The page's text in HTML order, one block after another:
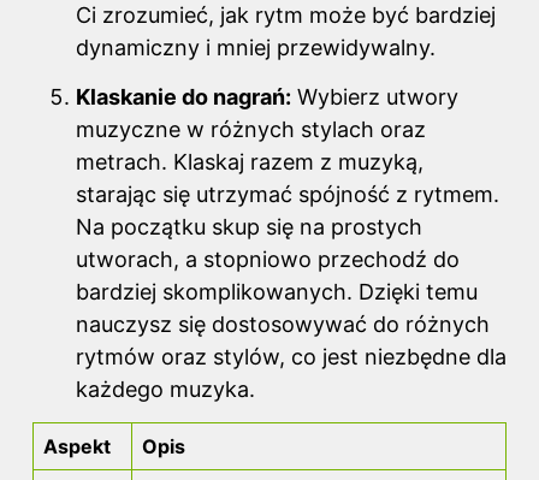
Ci zrozumieć, jak rytm może być bardziej
dynamiczny i mniej przewidywalny.
Klaskanie do nagrań: Wybierz utwory
muzyczne w różnych stylach oraz
metrach. Klaskaj razem z muzyką,
starając się utrzymać spójność z rytmem.
Na początku skup się na prostych
utworach, a stopniowo przechodź do
bardziej skomplikowanych. Dzięki temu
nauczysz się dostosowywać do różnych
rytmów oraz stylów, co jest niezbędne dla
każdego muzyka.
Aspekt Opis